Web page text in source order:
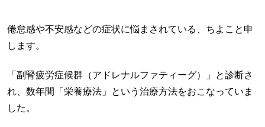
倦怠感や不安感などの症状に悩まされている、ちよこと申
します。
「副腎疲労症候群（アドレナルファティーグ）」と診断さ
れ、数年間「栄養療法」という治療方法をおこなっていま
した。